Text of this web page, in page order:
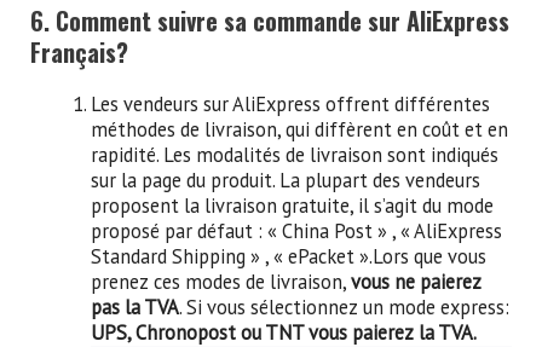
6. Comment suivre sa commande sur AliExpress
Français?
Les vendeurs sur AliExpress offrent différentes
méthodes de livraison, qui diffèrent en coût et en
rapidité. Les modalités de livraison sont indiqués
sur la page du produit. La plupart des vendeurs
proposent la livraison gratuite, il s’agit du mode
proposé par défaut : « China Post » , « AliExpress
Standard Shipping » , « ePacket ».Lors que vous
prenez ces modes de livraison,vous ne paierez
pas la TVA. Si vous sélectionnez un mode express:
UPS, Chronopost ou TNT vous paierez la TVA.